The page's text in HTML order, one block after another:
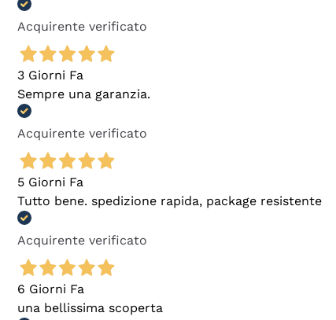
Acquirente verificato
3 Giorni Fa
Sempre una garanzia.
Acquirente verificato
5 Giorni Fa
Tutto bene. spedizione rapida, package resistente
Acquirente verificato
6 Giorni Fa
una bellissima scoperta